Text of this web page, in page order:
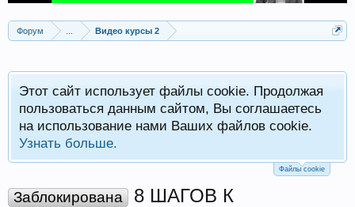
Форум Видео курсы 2
Этот сайт использует файлы cookie. Продолжая
пользоваться данным сайтом, Вы соглашаетесь
на использование нами Ваших файлов cookie.
Узнать больше.
Файлы cookie
Заблокирована
8 ШАГОВ К